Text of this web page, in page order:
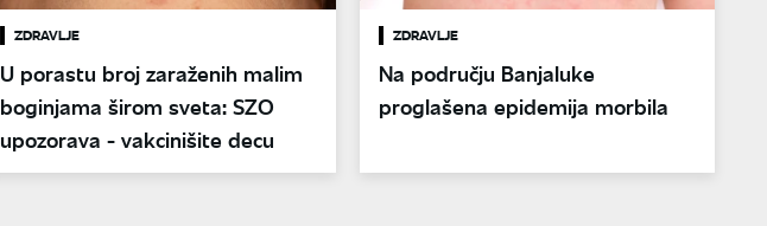
ZDRAVLJE
U porastu broj zaraženih malim
boginjama širom sveta: SZO
upozorava - vakcinišite decu
ZDRAVLJE
Na području Banjaluke
proglašena epidemija morbila